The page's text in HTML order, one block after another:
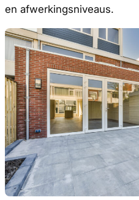
en afwerkingsniveaus.